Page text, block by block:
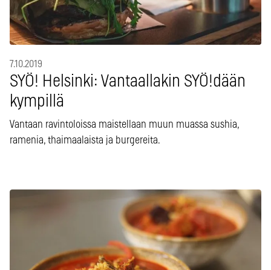
7.10.2019
SYÖ! Helsinki: Vantaallakin SYÖ!dään
kympillä
Vantaan ravintoloissa maistellaan muun muassa sushia,
ramenia, thaimaalaista ja burgereita.